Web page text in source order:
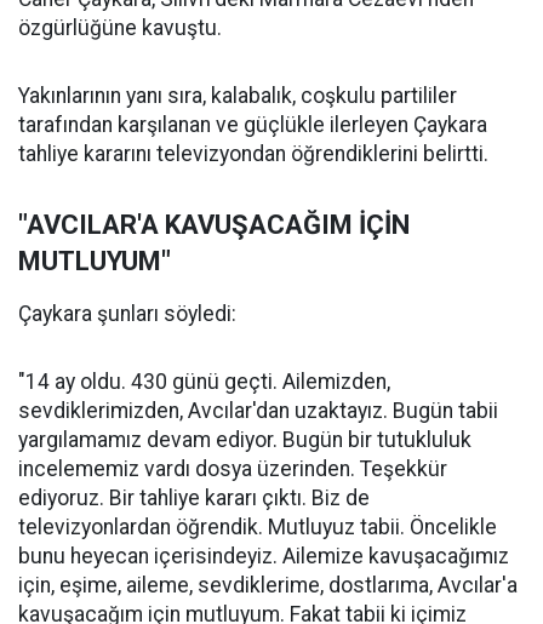
özgürlüğüne kavuştu.
Yakınlarının yanı sıra, kalabalık, coşkulu partililer
tarafından karşılanan ve güçlükle ilerleyen Çaykara
tahliye kararını televizyondan öğrendiklerini belirtti.
"AVCILAR'A KAVUŞACAĞIM İÇİN
MUTLUYUM"
Çaykara şunları söyledi:
"14 ay oldu. 430 günü geçti. Ailemizden,
sevdiklerimizden, Avcılar'dan uzaktayız. Bugün tabii
yargılamamız devam ediyor. Bugün bir tutukluluk
incelememiz vardı dosya üzerinden. Teşekkür
ediyoruz. Bir tahliye kararı çıktı. Biz de
televizyonlardan öğrendik. Mutluyuz tabii. Öncelikle
bunu heyecan içerisindeyiz. Ailemize kavuşacağımız
için, eşime, aileme, sevdiklerime, dostlarıma, Avcılar'a
kavuşacağım için mutluyum. Fakat tabii ki içimiz